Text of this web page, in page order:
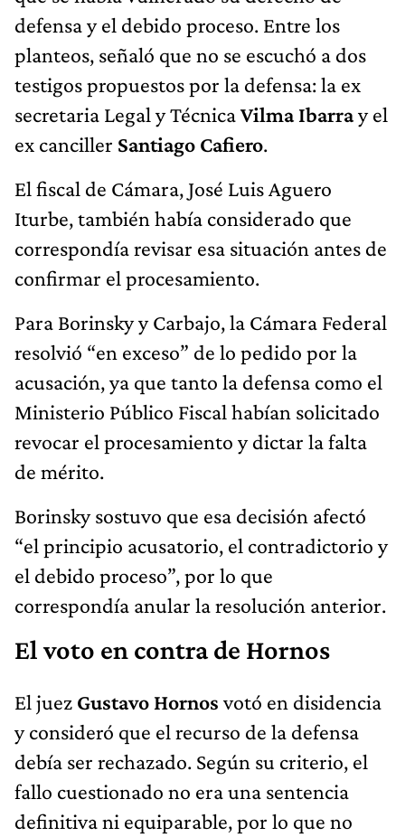
defensa y el debido proceso. Entre los
planteos, señaló que no se escuchó a dos
testigos propuestos por la defensa: la ex
secretaria Legal y TécnicaVilma Ibarray el
ex canciller Santiago Cafiero.
El fiscal de Cámara, José Luis Aguero
Iturbe, también había considerado que
correspondía revisar esa situación antes de
confirmar el procesamiento.
Para Borinsky y Carbajo, la Cámara Federal
resolvió “en exceso” de lo pedido por la
acusación, ya que tanto la defensa como el
Ministerio Público Fiscal habían solicitado
revocar el procesamiento y dictar la falta
de mérito.
Borinsky sostuvo que esa decisión afectó
“el principio acusatorio, el contradictorio y
el debido proceso”, por lo que
correspondía anular la resolución anterior.
El voto en contra de Hornos
El juez Gustavo Hornos votó en disidencia
y consideró que el recurso de la defensa
debía ser rechazado. Según su criterio, el
fallo cuestionado no era una sentencia
definitiva ni equiparable, por lo que no